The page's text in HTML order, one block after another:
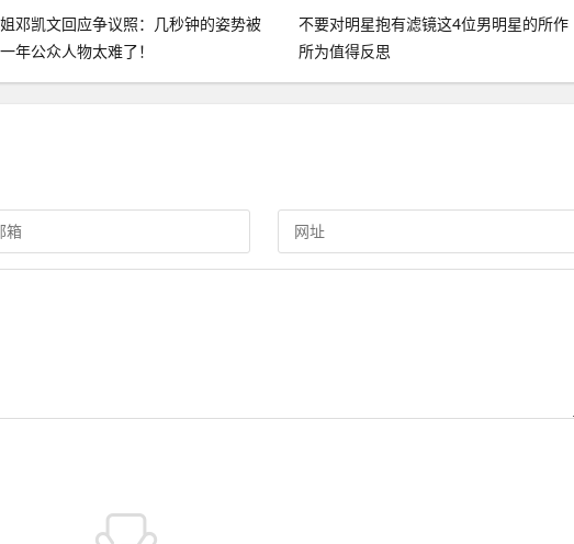
邓凯文回应争议照：几秒钟的姿势被
年公众人物太难了！
不要对明星抱有滤镜这4位男明星的所作
所为值得反思